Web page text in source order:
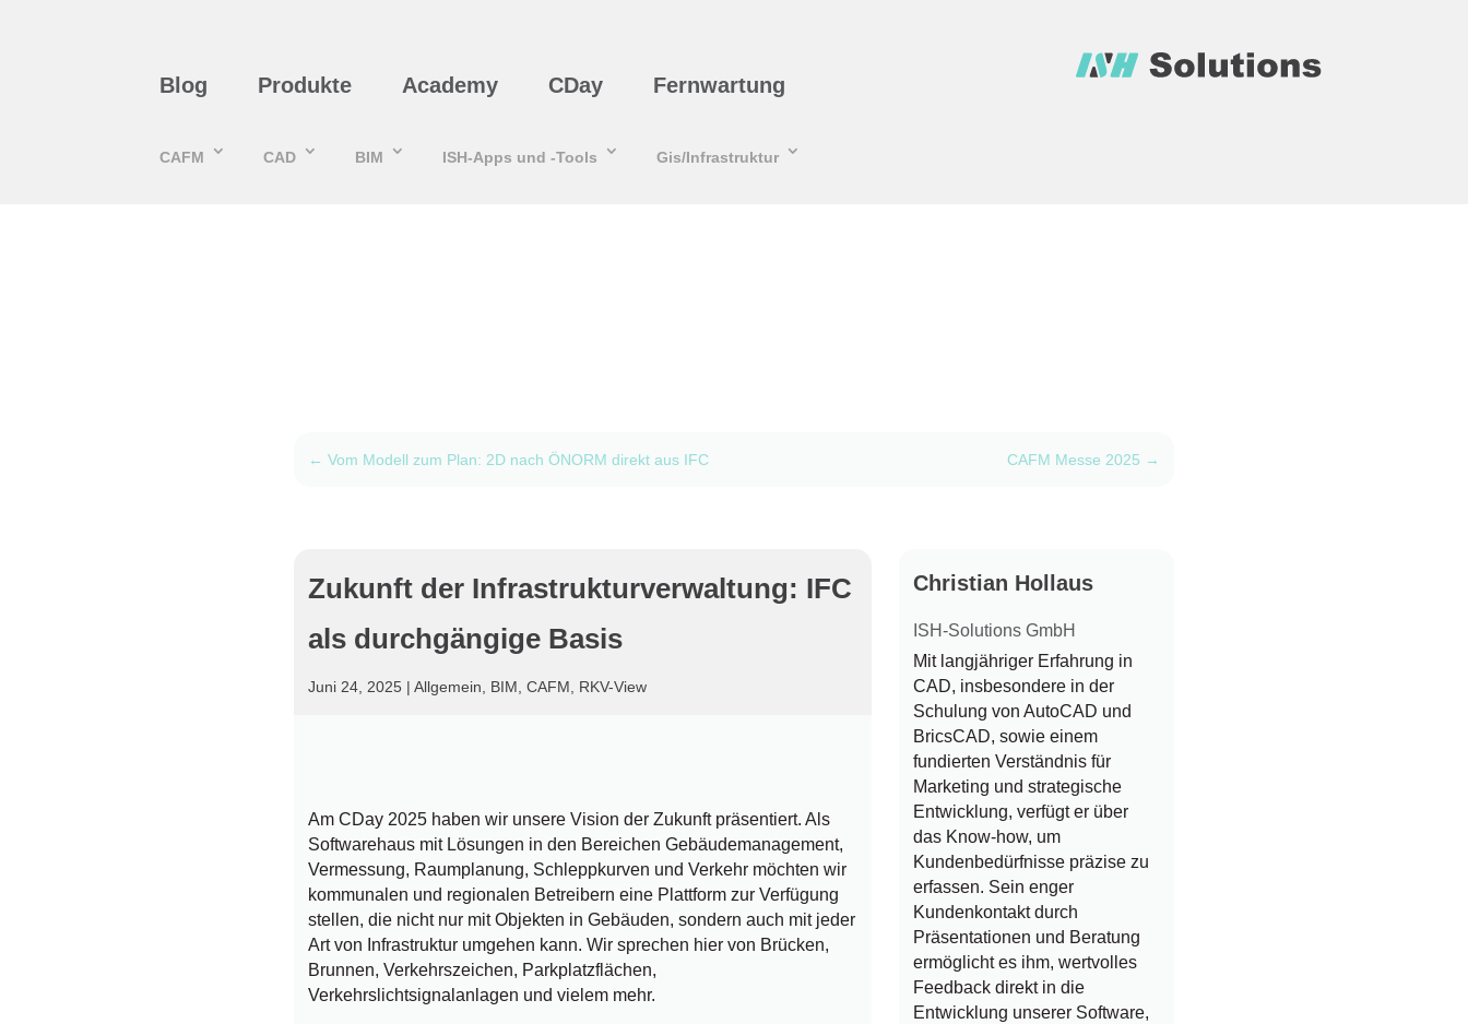
Blog Produkte Academy CDay Fernwartung
CAFM CAD BIM ISH-Apps und -Tools Gis/Infrastruktur
←Vom Modell zum Plan: 2D nach ÖNORM direkt aus IFC CAFM Messe 2025 →
Zukunft der Infrastrukturverwaltung: IFC
als durchgängige Basis
Juni 24, 2025 |Allgemein BIM ,CAFM RKV-View
Am CDay 2025 haben wir unsere Vision der Zukunft präsentiert. Als
Softwarehaus mit Lösungen in den Bereichen Gebäudemanagement,
Vermessung, Raumplanung, Schleppkurven und Verkehr möchten wir
kommunalen und regionalen Betreibern eine Plattform zur Verfügung
stellen, die nicht nur mit Objekten in Gebäuden, sondern auch mit jeder
Art von Infrastruktur umgehen kann. Wir sprechen hier von Brücken,
Brunnen, Verkehrszeichen, Parkplatzflächen,
Verkehrslichtsignalanlagen und vielem mehr.
Christian Hollaus
ISH-Solutions GmbH
Mit langjähriger Erfahrung in
CAD, insbesondere in der
Schulung von AutoCAD und
BricsCAD, sowie einem
fundierten Verständnis für
Marketing und strategische
Entwicklung, verfügt er über
das Know-how, um
Kundenbedürfnisse präzise zu
erfassen. Sein enger
Kundenkontakt durch
Präsentationen und Beratung
ermöglicht es ihm, wertvolles
Feedback direkt in die
Entwicklung unserer Software,